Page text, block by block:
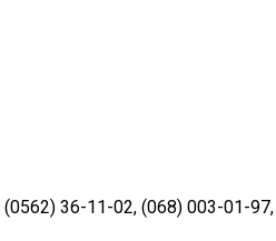
(0562) 36-11-02, (068) 003-01-97,